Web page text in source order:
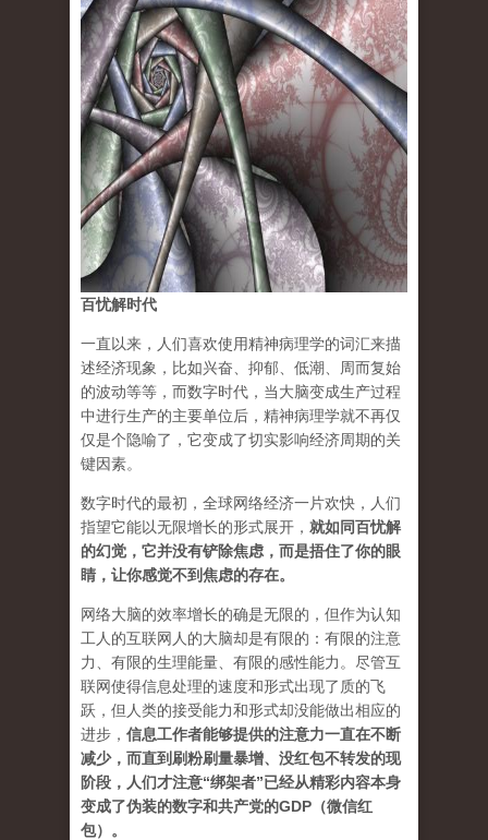
百忧解时代
一直以来，人们喜欢使用精神病理学的词汇来描
述经济现象，比如兴奋、抑郁、低潮、周而复始
的波动等等，而数字时代，当大脑变成生产过程
中进行生产的主要单位后，精神病理学就不再仅
仅是个隐喻了，它变成了切实影响经济周期的关
键因素。
数字时代的最初，全球网络经济一片欢快，人们
指望它能以无限增长的形式展开， 就如同百忧解
的幻觉，它并没有铲除焦虑，而是捂住了你的眼
睛，让你感觉不到焦虑的存在。
网络大脑的效率增长的确是无限的，但作为认知
工人的互联网人的大脑却是有限的：有限的注意
力、有限的生理能量、有限的感性能力。尽管互
联网使得信息处理的速度和形式出现了质的飞
跃，但人类的接受能力和形式却没能做出相应的
进步， 信息工作者能够提供的注意力一直在不断
减少，而直到刷粉刷量暴增、没红包不转发的现
阶段，人们才注意“绑架者”已经从精彩内容本身
变成了伪装的数字和共产党的GDP（微信红
包）。